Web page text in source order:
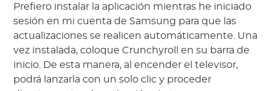
Prefiero instalar la aplicación mientras he iniciado
sesión en mi cuenta de Samsung para que las
actualizaciones se realicen automáticamente. Una
vez instalada, coloque Crunchyroll en su barra de
inicio. De esta manera, al encender el televisor,
podrá lanzarla con un solo clic y proceder